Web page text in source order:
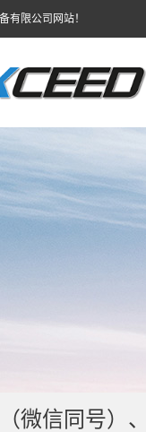
有限公司网站！
微信同号）